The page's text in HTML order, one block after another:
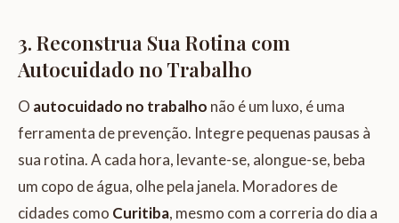
3. Reconstrua Sua Rotina com
Autocuidado no Trabalho
O autocuidado no trabalho não é um luxo, é uma
ferramenta de prevenção. Integre pequenas pausas à
sua rotina. A cada hora, levante-se, alongue-se, beba
um copo de água, olhe pela janela. Moradores de
cidades como Curitiba, mesmo com a correria do dia a